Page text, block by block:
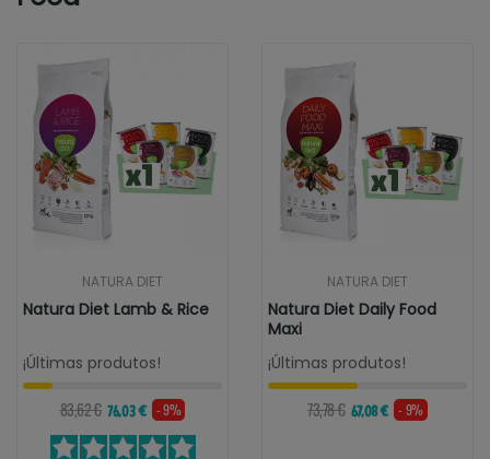
NATURA DIET
Natura Diet Lamb & Rice
¡Últimas produtos!
83,62 € 76,03 € - 9%
NATURA DIET
Natura Diet Daily Food
Maxi
¡Últimas produtos!
73,78 € 67,08 € - 9%